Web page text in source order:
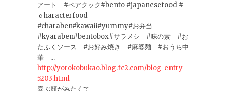
アート #ペアクック#bento #japanesefood #
ｃharacterfood
#charaben#kawaii#yummy#お弁当
#kyaraben#bentobox#サラメシ #味の素 #お
たふくソース #お好み焼き #麻婆麺 #おうち中
華 ...
http://yorokobukao.blog.fc2.com/blog-entry-
5203.html
喜ぶ顔がみたくて